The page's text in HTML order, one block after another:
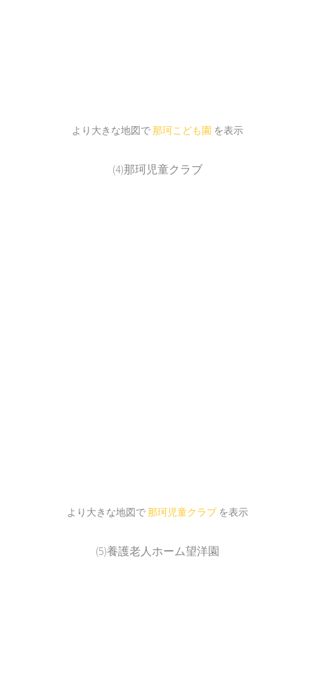
より大きな地図で那珂こども園 を表示
(4)那珂児童クラブ
より大きな地図で那珂児童クラブ を表示
(5)養護老人ホーム望洋園